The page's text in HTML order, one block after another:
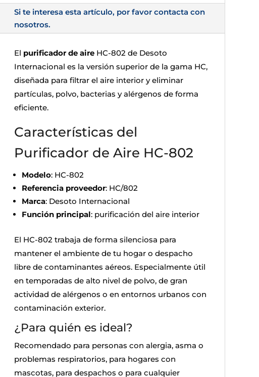
Si te interesa esta artículo, por favor contacta con
nosotros.
El purificador de aireHC-802 de Desoto
Internacional es la versión superior de la gama HC,
diseñada para filtrar el aire interior y eliminar
partículas, polvo, bacterias y alérgenos de forma
eficiente.
Características del
Purificador de Aire HC-802
Modelo: HC-802
Referencia proveedor: HC/802
Marca: Desoto Internacional
Función principal: purificación del aire interior
El HC-802 trabaja de forma silenciosa para
mantener el ambiente de tu hogar o despacho
libre de contaminantes aéreos. Especialmente útil
en temporadas de alto nivel de polvo, de gran
actividad de alérgenos o en entornos urbanos con
contaminación exterior.
¿Para quién es ideal?
Recomendado para personas con alergia, asma o
problemas respiratorios, para hogares con
mascotas, para despachos o para cualquier